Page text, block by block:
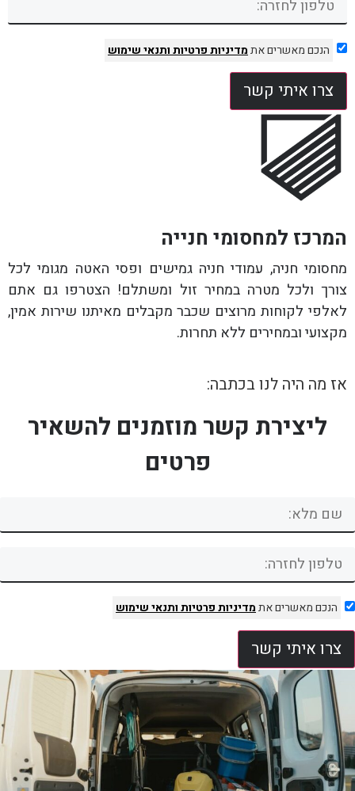
הנכם מאשרים אתמדיניות פרטיותותנאי שימוש
צרו איתי קשר
המרכז למחסומי חנייה
מחסומי חניה, עמודי חניה גמישים ופסי האטה מגומי לכל
צורך ולכל מטרה במחיר זול ומשתלם! הצטרפו גם אתם
לאלפי לקוחות מרוצים שכבר מקבלים מאיתנו שירות אמין,
מקצועי ובמחירים ללא תחרות.
אז מה היה לנו בכתבה:
ליצירת קשר מוזמנים להשאיר
פרטים
הנכם מאשרים אתמדיניות פרטיותותנאי שימוש
צרו איתי קשר